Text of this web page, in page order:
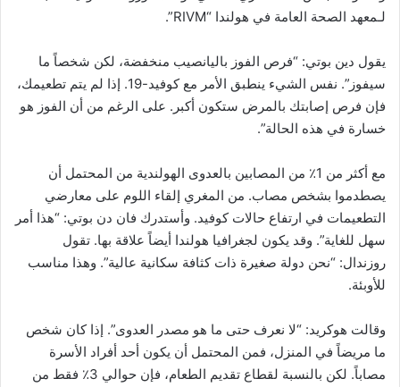
لـمعهد الصحة العامة في هولندا “RIVM”.
يقول دين بوتي: “فرص الفوز باليانصيب منخفضة، لكن شخصاً ما
سيفوز”. نفس الشيء ينطبق الأمر مع كوفيد-19. إذا لم يتم تطعيمك،
فإن فرص إصابتك بالمرض ستكون أكبر. على الرغم من أن الفوز هو
خسارة في هذه الحالة”.
مع أكثر من 1٪ من المصابين بالعدوى الهولندية من المحتمل أن
يصطدموا بشخص مصاب. من المغري إلقاء اللوم على معارضي
التطعيمات في ارتفاع حالات كوفيد. وأستدرك فان دن بوتي: “هذا أمر
سهل للغاية”. وقد يكون لجغرافيا هولندا أيضاً علاقة بها. تقول
روزندال: “نحن دولة صغيرة ذات كثافة سكانية عالية”. وهذا مناسب
للأوبئة.
وقالت هوكريد: “لا نعرف حتى ما هو مصدر العدوى”. إذا كان شخص
ما مريضاً في المنزل، فمن المحتمل أن يكون أحد أفراد الأسرة
مصاباً. لكن بالنسبة لقطاع تقديم الطعام، فإن حوالي 3٪ فقط من